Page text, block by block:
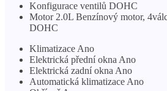
Konfigurace ventilů DOHC
Motor 2.0L Benzínový motor,
DOHC
Klimatizace Ano
Elektrická přední okna Ano
Elektrická zadní okna Ano
Automatická klimatizace Ano